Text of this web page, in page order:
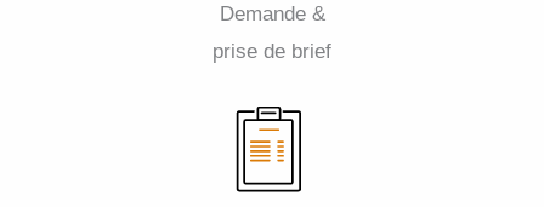
Demande &
prise de brief